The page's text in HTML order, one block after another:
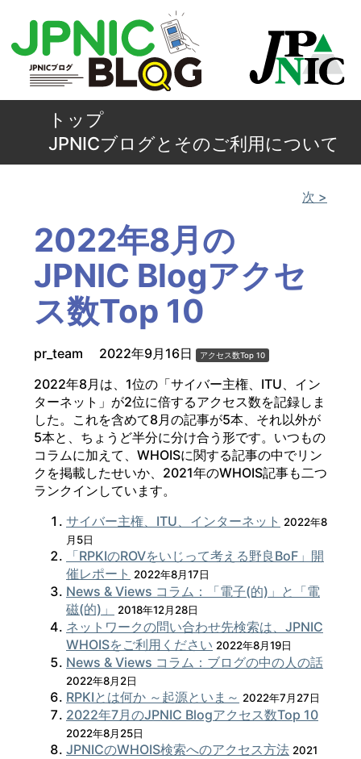
トップ
JPNICブログとそのご利用について
次 >
2022年8月の
JPNIC Blogアクセ
ス数Top 10
pr_team 2022年9月16日 アクセス数Top 10
2022年8月は、1位の「サイバー主権、ITU、イン
ターネット」が2位に倍するアクセス数を記録しま
した。これを含めて8月の記事が5本、それ以外が
5本と、ちょうど半分に分け合う形です。いつもの
コラムに加えて、WHOISに関する記事の中でリン
クを掲載したせいか、2021年のWHOIS記事も二つ
ランクインしています。
サイバー主権、ITU、インターネット 2022年8
月5日
「RPKIのROVをいじって考える野良BoF」開
催レポート 2022年8月17日
News & Views コラム：「電子(的)」と「電
磁(的)」
2018年12月28日
ネットワークの問い合わせ先検索は、JPNIC
WHOISをご利用ください 2022年8月19日
News & Views コラム：ブログの中の人の話
2022年8月2日
RPKIとは何か ～起源といま～ 2022年7月27日
2022年7月のJPNIC Blogアクセス数Top 10​
2022年8月25日
JPNICのWHOIS検索へのアクセス方法 2021